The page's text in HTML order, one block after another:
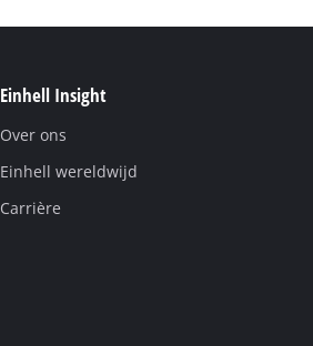
Einhell Insight
Over ons
Einhell wereldwijd
Carrière